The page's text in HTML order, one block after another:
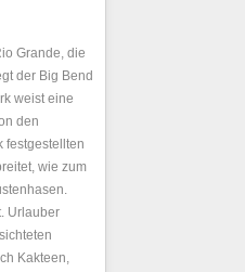
Grande, die
der Big Bend
weist eine
den
festgestellten
wie zum
Urlauber
Kakteen,